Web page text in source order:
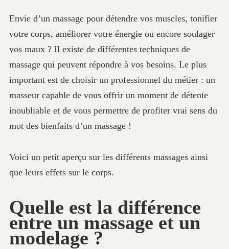
Envie d’un massage pour détendre vos muscles, tonifier
votre corps, améliorer votre énergie ou encore soulager
vos maux ? Il existe de différentes techniques de
massage qui peuvent répondre à vos besoins. Le plus
important est de choisir un professionnel du métier : un
masseur capable de vous offrir un moment de détente
inoubliable et de vous permettre de profiter vrai sens du
mot des bienfaits d’un massage !
Voici un petit aperçu sur les différents massages ainsi
que leurs effets sur le corps.
Quelle est la différence
entre un massage et un
modelage ?